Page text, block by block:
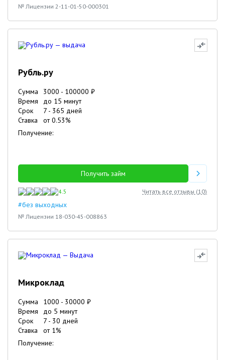
№ Лицензии 2-11-01-50-000301
Рубль.ру
Сумма 3000 - 100000 ₽
Время
до 15 минут
Срок
7 - 365 дней
Ставка
от0.53%
Получение:
Получить займ
4.5 Читать все отзывы (10)
#без выходных
№ Лицензии 18-030-45-008863
Микроклад
Сумма 1000 - 30000 ₽
Время
до 5 минут
Срок
7 - 30 дней
Ставка
от 1%
Получение: